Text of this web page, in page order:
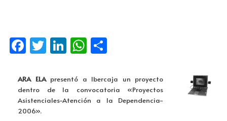
Fa
b
o
o
T
tt
er
Li
k
e
W
at
s
m
p
ARA ELApresentó a Ibercaja un proyecto
dentro de la convocatoria «Proyectos
Asistenciales-Atención a la Dependencia-
2006».